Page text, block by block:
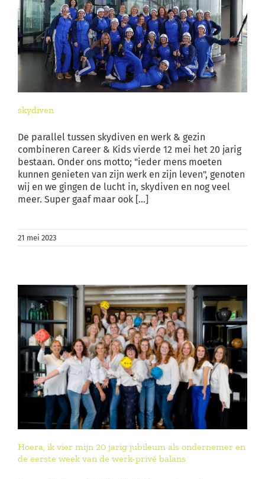
skydiven
De parallel tussen skydiven en werk & gezin
combineren Career & Kids vierde 12 mei het 20 jarig
bestaan. Onder ons motto; "ieder mens moeten
kunnen genieten van zijn werk en zijn leven", genoten
wij en we gingen de lucht in, skydiven en nog veel
meer. Super gaaf maar ook [...]
21 mei 2023
Hoera, ik vier mijn 20 jarig jubileum als ondernemer en
de eerste week van de werk-privé balans